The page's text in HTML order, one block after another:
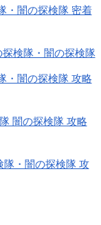
・闇の探検隊 密着
検隊・闇の探検隊
・闇の探検隊 攻略
闇の探検隊 攻略
・闇の探検隊 攻